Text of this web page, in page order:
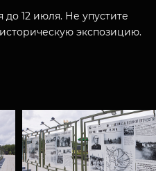
до 12 июля. Не упустите
экспозицию.